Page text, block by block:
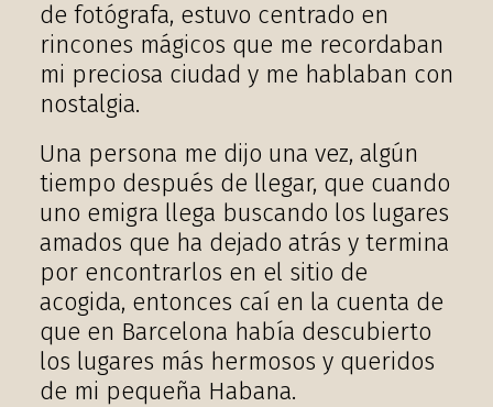
de fotógrafa, estuvo centrado en
rincones mágicos que me recordaban
mi preciosa ciudad y me hablaban con
nostalgia.
Una persona me dijo una vez, algún
tiempo después de llegar, que cuando
uno emigra llega buscando los lugares
amados que ha dejado atrás y termina
por encontrarlos en el sitio de
acogida, entonces caí en la cuenta de
que en Barcelona había descubierto
los lugares más hermosos y queridos
de mi pequeña Habana.